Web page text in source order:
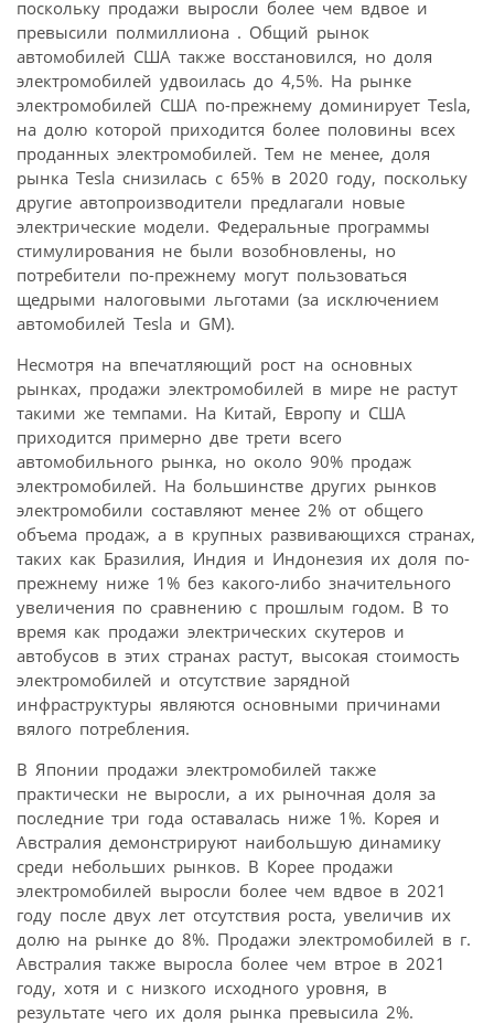
поскольку продажи выросли более чем вдвое и
превысили полмиллиона . Общий рынок
автомобилей США также восстановился, но доля
электромобилей удвоилась до 4,5%. На рынке
электромобилей США по-прежнему доминирует Tesla,
на долю которой приходится более половины всех
проданных электромобилей. Тем не менее, доля
рынка Tesla снизилась с 65% в 2020 году, поскольку
другие автопроизводители предлагали новые
электрические модели. Федеральные программы
стимулирования не были возобновлены, но
потребители по-прежнему могут пользоваться
щедрыми налоговыми льготами (за исключением
автомобилей Tesla и GM).
Несмотря на впечатляющий рост на основных
рынках, продажи электромобилей в мире не растут
такими же темпами. На Китай, Европу и США
приходится примерно две трети всего
автомобильного рынка, но около 90% продаж
электромобилей. На большинстве других рынков
электромобили составляют менее 2% от общего
объема продаж, а в крупных развивающихся странах,
таких как Бразилия, Индия и Индонезия их доля по-
прежнему ниже 1% без какого-либо значительного
увеличения по сравнению с прошлым годом. В то
время как продажи электрических скутеров и
автобусов в этих странах растут, высокая стоимость
электромобилей и отсутствие зарядной
инфраструктуры являются основными причинами
вялого потребления.
В Японии продажи электромобилей также
практически не выросли, а их рыночная доля за
последние три года оставалась ниже 1%. Корея и
Австралия демонстрируют наибольшую динамику
среди небольших рынков. В Корее продажи
электромобилей выросли более чем вдвое в 2021
году после двух лет отсутствия роста, увеличив их
долю на рынке до 8%. Продажи электромобилей в г.
Австралия также выросла более чем втрое в 2021
году, хотя и с низкого исходного уровня, в
результате чего их доля рынка превысила 2%.